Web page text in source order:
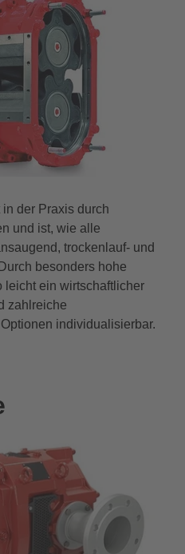
in der Praxis durch
und ist, wie alle
trockenlauf- und
besonders hohe
leicht ein wirtschaftlicher
zahlreiche
individualisierbar.